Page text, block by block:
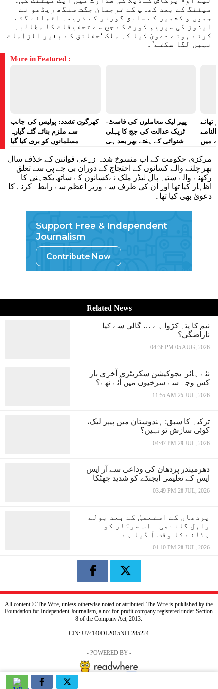
میٹنگ کے بعد کھاپ کے ترجمان جگت سنگھ ریڈھو نے
جموں و کشمیر کے سابق گورنر کے ذریعہ اٹھائے گئے
ایشوز کی سپریم کورٹ کے جج سے تحقیقات کا مطالبہ
کرتے ہوئے دعویٰ کیا کہ ملک ‘حقائق کے بغیر الزامات
نہیں لگا سکتے’۔
More in Featured :
کھرگون تشدد: پولیس کی جانب
سے ملزم بنائے گئے گیارہ
مسلمانوں کو بری کیا گیا
پیپر لیک معاملوں کی فاسٹ-
ٹریک عدالت کی جج کا پہلی
شنوائی کے ہفتے بھر بعد ہی
میں
مرکزی حکومت کے اب منسوخ شدہ زرعی قوانین کے خلاف سال
بھر چلنے والے کسانوں کے احتجاج کے دوران بی جے پی سے تعلق
رکھنے والے ستیہ پال لیڈر ملک نےکسانوں کے ساتھ یکجہتی کا
اظہار کیا تھا اور ان کی طرف سے وزیر اعظم سے رابطہ کرنے کا
دعویٰ بھی کیا تھا۔
Support Free & Independent
Journalism
Contribute Now
Related News
نیم کا پتہ کڑوا ہے … گالی سے کیا
ناراضگی؟
04:36 PM 05 AUG, 2026
نئے ہائر ایجوکیشن سکریٹری آخری بار
کس وجہ سے سرخیوں میں آئے تھے؟
11:55 AM 25 JUL, 2026
ترکیہ کا سبق: ہندوستان میں پیپر لیک،
کوئی سازش تو نہیں؟
04:47 PM 29 JUL, 2026
دھرمیندر پردھان کی وداعی سے آر ایس
ایس کے تعلیمی ایجنڈے کو شدید جھٹکا
03:49 PM 28 JUL, 2026
پردھان کے استعفیٰ کے بعد بولے
راہل گاندھی – اس سرکار کو
ہٹانے کا وقت آ گیا ہے
01:10 PM 28 JUL, 2026
All content © The Wire, unless otherwise noted or attributed. The Wire is published by the
Foundation for Independent Journalism, a not-for-profit company registered under Section
8 of the Company Act, 2013.
CIN: U74140DL2015NPL285224
- POWERED BY -